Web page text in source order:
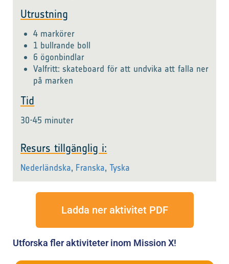
Utrustning
4 markörer
1 bullrande boll
6 ögonbindlar
Valfritt: skateboard för att undvika att falla ner
på marken
Tid
30-45 minuter
Resurs tillgänglig i:
Nederländska, Franska, Tyska
Ladda ner aktivitet PDF
Utforska fler aktiviteter inom Mission X!